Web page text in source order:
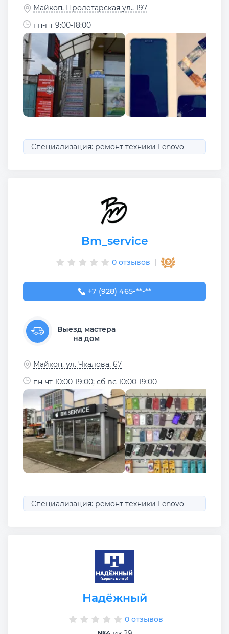
Майкоп, Пролетарская ул., 197
пн-пт 9:00-18:00
Специализация: ремонт техники Lenovo
Bm_service
0 отзывов
+7 (928) 465-55-30
+7 (928) 465-**-**
Выезд мастера
на дом
Майкоп, ул. Чкалова, 67
пн-чт 10:00-19:00; сб-вс 10:00-19:00
Специализация: ремонт техники Lenovo
Надёжный
0 отзывов